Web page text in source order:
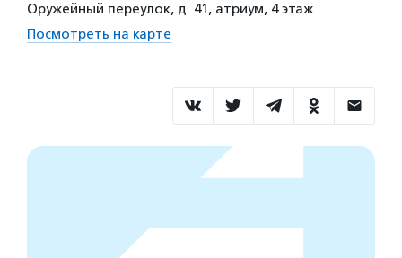
Оружейный переулок, д. 41, атриум, 4 этаж
Посмотреть на карте